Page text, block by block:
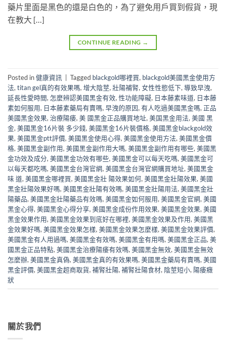
藥片里面是黑色的還是白色的，為了避免用戶買到假貨，現
在教大 […]
CONTINUE READING →
Posted in健康資訊 Tagged blackgold哪裡買, blackgold美國黑金使用方
法, titan gel真的有效果嗎, 增大陰莖, 壯陽補腎, 女性性慾低下, 導致早洩,
延長性愛時間, 怎麼辨認美國黑金有效, 性功能障礙, 日本藤素味道, 日本藤
素如何服用, 日本藤素藥局有賣嗎, 早洩的原因, 有人吃過美國黑金嗎, 正品
美國黑金效果, 治療陽痿, 美 國黑金正品購買地址, 美国黑金用法, 美國 黑
金, 美國黑金16片裝 多少錢, 美國黑金16片裝價格, 美國黑金blackgold效
果, 美國黑金ptt評價, 美國黑金使用心得, 美國黑金使用方法, 美國黑金價
格, 美國黑金副作用, 美國黑金副作用大嗎, 美國黑金副作用有哪些, 美國黑
金功效及成分, 美國黑金功效有哪些, 美國黑金可以每天吃嗎, 美國黑金可
以每天都吃嗎, 美國黑金台灣官網, 美國黑金台灣官網購買地址, 美國黑金
味 道, 美國黑金哪裡買, 美國黑金壯 陽效果如何, 美國黑金壯陽效果, 美國
黑金壯陽效果好嗎, 美國黑金壯陽有效嗎, 美國黑金壯陽用法, 美國黑金壯
陽藥品, 美國黑金壯陽藥品有效嗎, 美國黑金如何服用, 美國黑金官網, 美國
黑金心得, 美國黑金心得分享, 美國黑金成份作用效果, 美國黑金效果, 美國
黑金效果作用, 美國黑金效果到底好在哪裡, 美國黑金效果及作用, 美國黑
金效果好嗎, 美國黑金效果怎樣, 美國黑金效果怎麼樣, 美國黑金效果評價,
美國黑金有人用過嗎, 美國黑金有效嗎, 美國黑金有用嗎, 美國黑金正品, 美
國黑金正品特點, 美國黑金治療陽痿有效嗎, 美國黑金無效, 美國黑金無效
怎麼辦, 美國黑金真偽, 美國黑金真的有效果嗎, 美國黑金藥局有賣嗎, 美國
黑金評價, 美國黑金超商取貨, 補腎壯陽, 補腎壯陽食材, 陰莖短小, 陽痿癥
狀
關於我們